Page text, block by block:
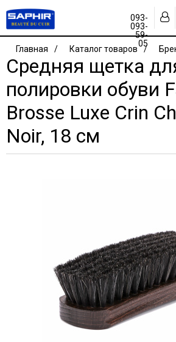
093-
093-
59-
05
Главная Каталог товаров
Средняя щетка
полировки обуви
Brosse Luxe Crin
Noir, 18 см